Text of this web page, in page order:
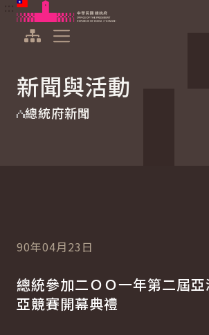
跳到主要內容
中華民國總統府
新聞與活動
總統府新聞
90年04月23日
總統參加二ＯＯ一年第二屆
亞競賽開幕典禮